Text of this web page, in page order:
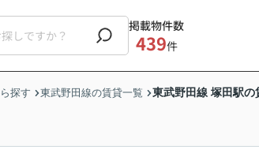
掲載物件数
439件
探す 東武野田線の賃貸一覧 東武野田線 塚田駅の